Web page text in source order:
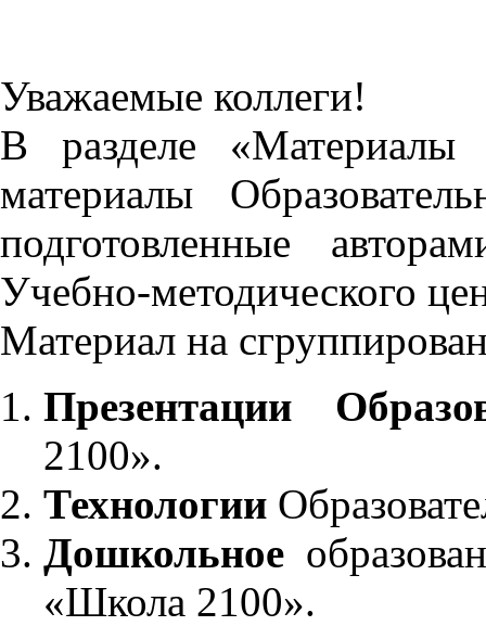
Уважаемые коллеги!
В разделе «Материалы
материалы
подготовленные
Учебно-методического
Материал на
Презентации
2100».
Технологии
Дошкольное
«Школа 2100».